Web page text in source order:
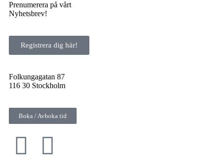
Prenumerera på vårt
Nyhetsbrev!
Registrera dig här!
Folkungagatan 87
116 30 Stockholm
Boka / Avboka tid